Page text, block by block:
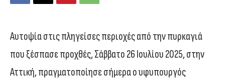
Αυτοψία στις πληγείσες περιοχές από την πυρκαγιά
που ξέσπασε προχθές, Σάββατο 26 Ιουλίου 2025, στην
Αττική, πραγματοποίησε σήμερα ο υφυπουργός